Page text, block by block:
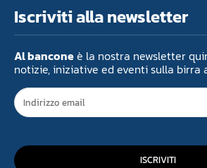
Iscriviti alla newsletter
Al banconeè la nostra newsletter
notizie, iniziative ed eventi sulla birra
ISCRIVITI